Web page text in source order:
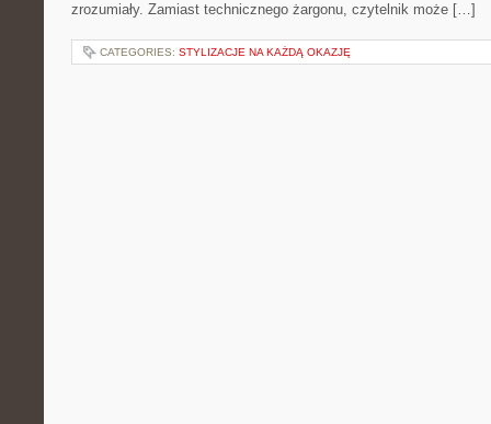
zrozumiały. Zamiast technicznego żargonu, czytelnik może […]
CATEGORIES: STYLIZACJE NA KAŻDĄ OKAZJĘ